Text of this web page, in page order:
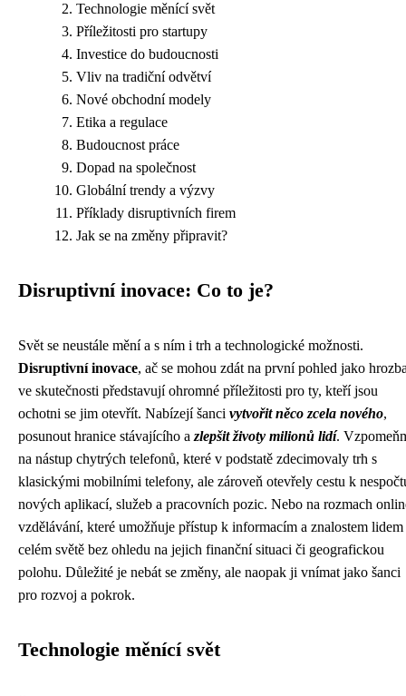
Technologie měnící svět
Příležitosti pro startupy
Investice do budoucnosti
Vliv na tradiční odvětví
Nové obchodní modely
Etika a regulace
Budoucnost práce
Dopad na společnost
Globální trendy a výzvy
Příklady disruptivních firem
Jak se na změny připravit?
Disruptivní inovace: Co to je?
Svět se neustále mění a s ním i trh a technologické možnosti.
Disruptivní inovace, ač se mohou zdát na první pohled jako
ve skutečnosti představují ohromné příležitosti pro ty, kteří jsou
ochotni se jim otevřít. Nabízejí šanci vytvořit něco zcela nového,
posunout hranice stávajícího a zlepšit životy milionů lidí.
na nástup chytrých telefonů, které v podstatě zdecimovaly trh s
klasickými mobilními telefony, ale zároveň otevřely cestu k
nových aplikací, služeb a pracovních pozic. Nebo na rozmach
vzdělávání, které umožňuje přístup k informacím a znalostem lidem
celém světě bez ohledu na jejich finanční situaci či geografickou
polohu. Důležité je nebát se změny, ale naopak ji vnímat jako šanci
pro rozvoj a pokrok.
Technologie měnící svět